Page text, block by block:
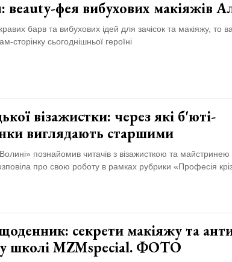
вeauty-фея вибухових макіяжів
барв та вибухових ідей для зачісок та макіяжу, то
сторінку сьогоднішньої героїні
візажистки: через які б'юті-
виглядають старшими
познайомив читачів з візажисткою та майстринею
про свою роботу в рамках рубрики «Професія
секрети макіяжу та
школі MZMspecial. ФОТО